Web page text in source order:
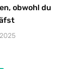
obwohl du